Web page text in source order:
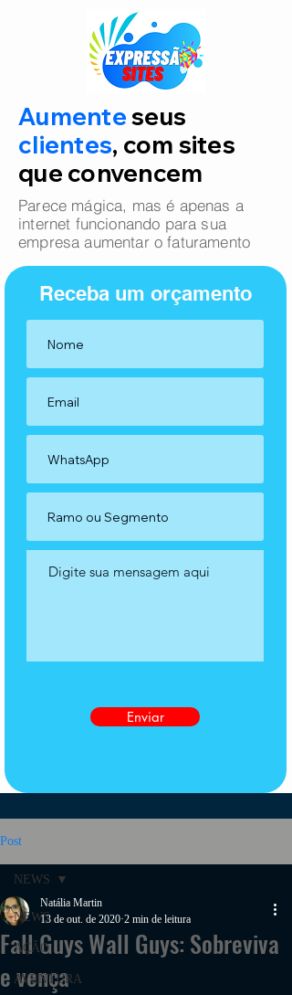
Aumenteseus
clientes, com sites
que convencem
Parece mágica, mas é apenas a
internet funcionando para sua
empresa aumentar o faturamento
Receba um orçamento
Enviar
Post
NEWS
AÇÃO
AVENTURA
NEWS
Fall Guys Wall Guys: Sobreviva
e vença
Natália Martin
13 de out. de 2020 2 min de leitura